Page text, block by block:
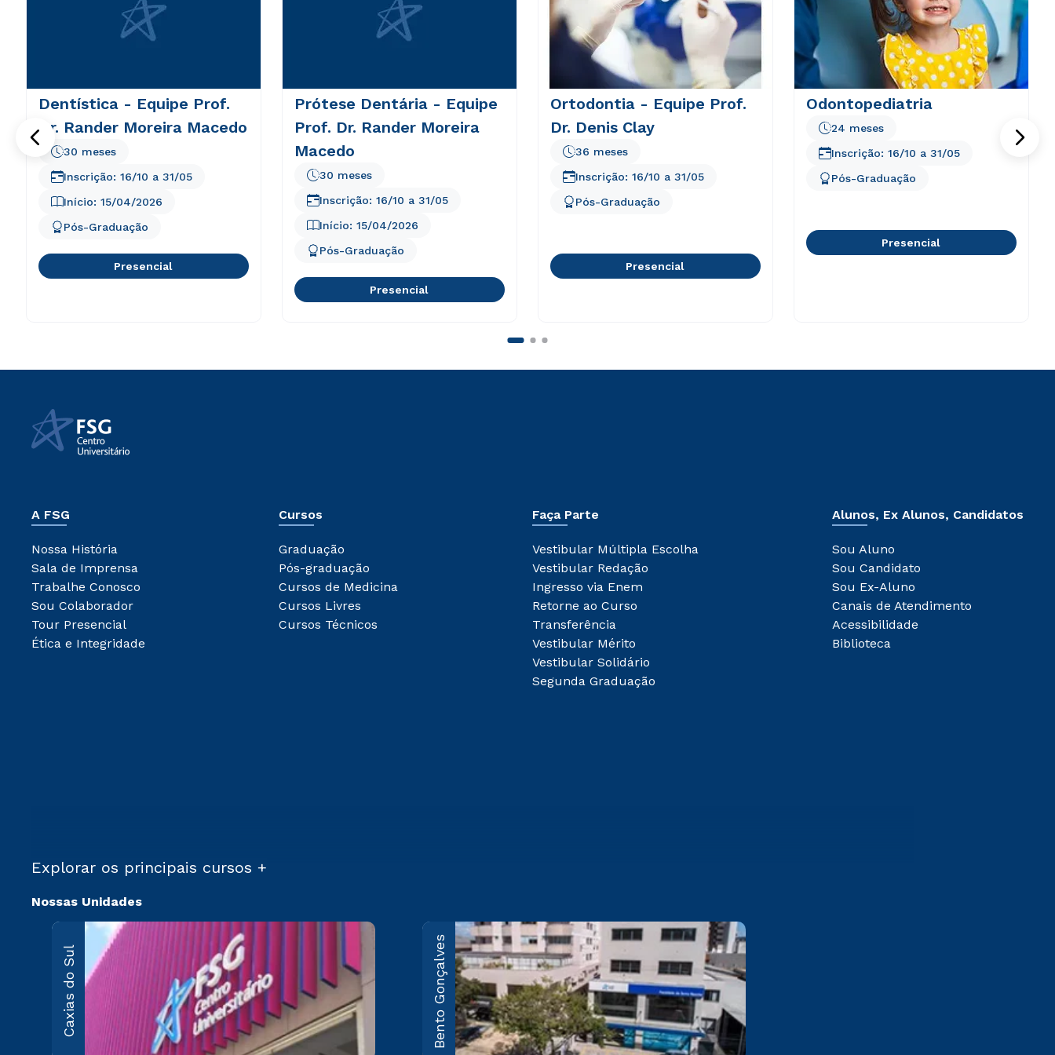
Dentística - Equipe Prof.
Dr. Rander Moreira Macedo
Início: 15/04/2026
30 meses
Pós-Graduação
Inscrição: 16/10 a 31/05
Presencial
Prótese Dentária - Equipe
Prof. Dr. Rander Moreira
Macedo
Início: 15/04/2026
30 meses
Pós-Graduação
Inscrição: 16/10 a 31/05
Presencial
Ortodontia - Equipe Prof.
Dr. Denis Clay
36 meses
Pós-Graduação
Inscrição: 16/10 a 31/05
Presencial
Odontopediatria
24 meses
Pós-Graduação
Inscrição: 16/10 a 31/05
Presencial
A FSG
Nossa História
Sala de Imprensa
Trabalhe Conosco
Sou Colaborador
Tour Presencial
Ética e Integridade
Cursos
Graduação
Pós-graduação
Cursos de Medicina
Cursos Livres
Cursos Técnicos
Faça Parte
Vestibular Múltipla Escolha
Vestibular Redação
Ingresso via Enem
Retorne ao Curso
Transferência
Vestibular Mérito
Vestibular Solidário
Segunda Graduação
Alunos, Ex Alunos, Candidatos
Sou Aluno
Sou Candidato
Sou Ex-Aluno
Canais de Atendimento
Acessibilidade
Biblioteca
Explorar os principais cursos +
Nossas Unidades
Caxias do Sul
Caxias do Sul
Rua Marechal Floriano, 1229 -
Saiba mais
Bento Gonçalves